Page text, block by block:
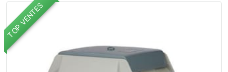
TOP VENTES